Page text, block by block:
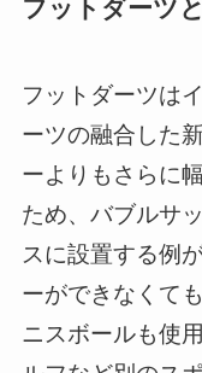
フットダーツ
フットダーツは
ーツの融合した
ーよりもさらに
ため、バブルサ
スに設置する例
ーができなくて
ニスボールも使